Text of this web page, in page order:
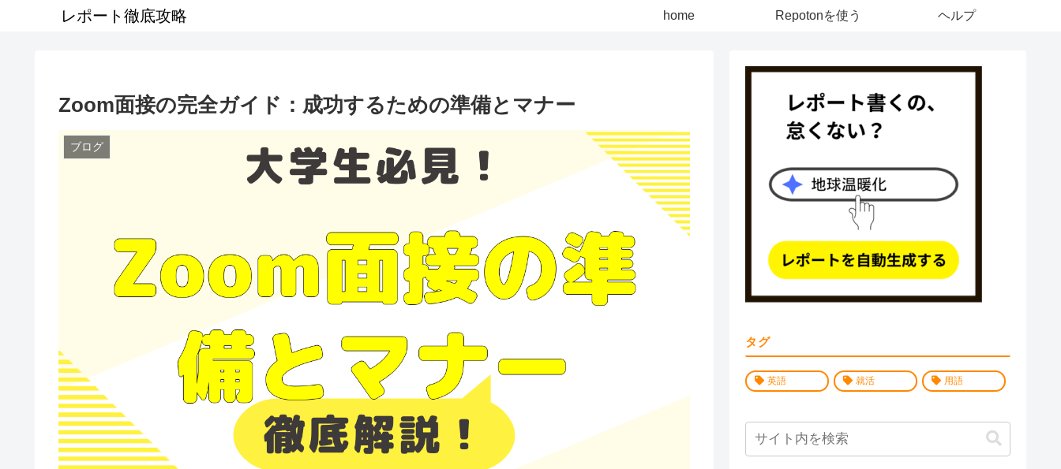
レポート徹底攻略 home Repotonを使う ヘルプ
Zoom面接の完全ガイド：成功するための準備とマナー
ブログ
タグ
英語 就活 用語